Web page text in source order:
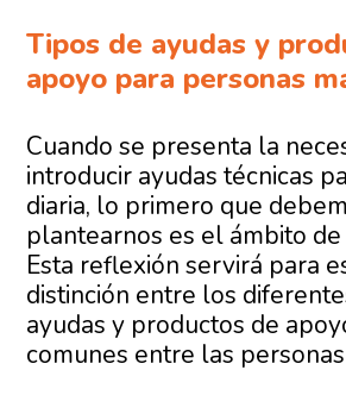
Tipos de ayudas y
apoyo para personas
Cuando se presenta la
introducir ayudas técnicas
diaria, lo primero que
plantearnos es el ámbito de
Esta reflexión servirá para
distinción entre los
ayudas y productos de
comunes entre las